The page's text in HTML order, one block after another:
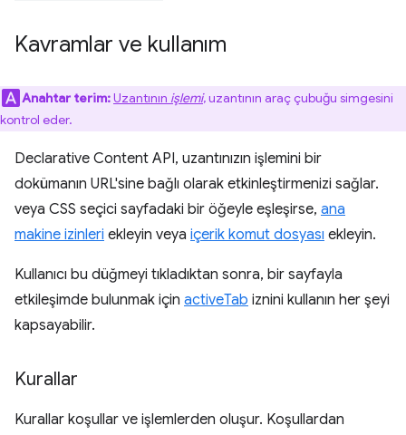
Kavramlar ve kullanım
Anahtar terim:Uzantının işlemi, uzantının araç çubuğu simgesini
kontrol eder.
Declarative Content API, uzantınızın işlemini bir
dokümanın URL'sine bağlı olarak etkinleştirmenizi sağlar.
veya CSS seçici sayfadaki bir öğeyle eşleşirse, ana
makine izinleri ekleyin veya içerik komut dosyası ekleyin.
Kullanıcı bu düğmeyi tıkladıktan sonra, bir sayfayla
etkileşimde bulunmak için activeTab iznini kullanın her şeyi
kapsayabilir.
Kurallar
Kurallar koşullar ve işlemlerden oluşur. Koşullardan